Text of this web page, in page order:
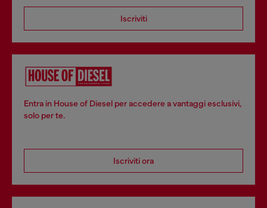
Iscriviti
Entra in House of Diesel per accedere a vantaggi esclusivi,
solo per te.
Iscriviti ora